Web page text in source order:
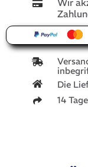
Wir
Die
14